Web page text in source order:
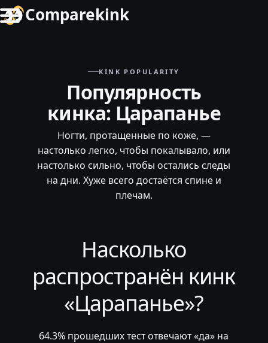
Comparekink
KINK POPULARITY
Популярность
кинка: Царапанье
Ногти, протащенные по коже, —
настолько легко, чтобы покалывало, или
настолько сильно, чтобы остались следы
на дни. Хуже всего достаётся спине и
плечам.
Насколько
распространён кинк
«Царапанье»?
64.3% прошедших тест отвечают «да» на